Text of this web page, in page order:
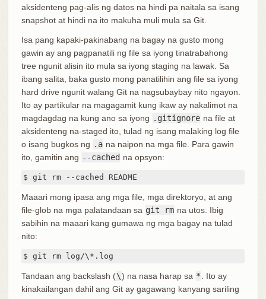
aksidenteng pag-alis ng datos na hindi pa naitala sa isang
snapshot at hindi na ito makuha muli mula sa Git.
Isa pang kapaki-pakinabang na bagay na gusto mong
gawin ay ang pagpanatili ng file sa iyong tinatrabahong
tree ngunit alisin ito mula sa iyong staging na lawak. Sa
ibang salita, baka gusto mong panatilihin ang file sa iyong
hard drive ngunit walang Git na nagsubaybay nito ngayon.
Ito ay partikular na magagamit kung ikaw ay nakalimot na
magdagdag na kung ano sa iyong .gitignore na file at
aksidenteng na-staged ito, tulad ng isang malaking log file
o isang bugkos ng .a na naipon na mga file. Para gawin
ito, gamitin ang --cached na opsyon:
$ git rm --cached README
Maaari mong ipasa ang mga file, mga direktoryo, at ang
file-glob na mga palatandaan sa git rm na utos. Ibig
sabihin na maaari kang gumawa ng mga bagay na tulad
nito:
$ git rm log/\*.log
Tandaan ang backslash (\) na nasa harap sa *
. Ito ay
kinakailangan dahil ang Git ay gagawang kanyang sariling